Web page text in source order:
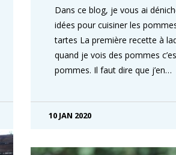
Dans ce blog, je vous ai
idées pour cuisiner les
tartes La première recette à
quand je vois des pommes
pommes. Il faut dire que j’en…
10 JAN 2020